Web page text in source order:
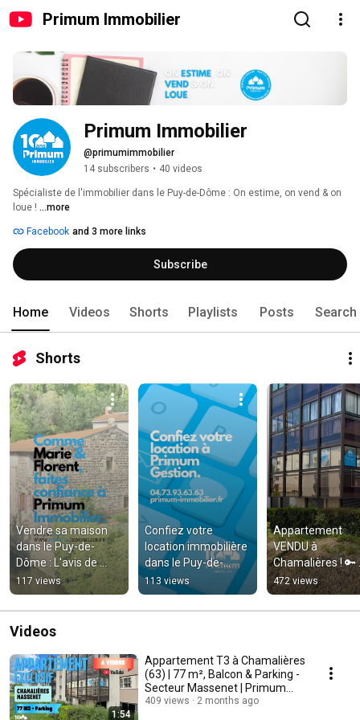
Primum Immobilier
@primumimmobilier
14 subscribers • 40 videos
Spécialiste de l'immobilier dans le Puy-de-Dôme : On estime, on vend & on
loue ! ...more
Facebook and 3 more links
Subscribe
Home Videos Shorts Playlists Posts Search
Shorts
Vendre sa maison
dans le Puy-de-
Dôme : L'avis de
Marie & Florent sur
Primum Immobilier !
🏠✨
117 views
Confiez votre
location immobilière
dans le Puy-de-
Dôme à Primum
Gestion ! 🏘️
113 views
Appartement
VENDU à
Chamalières ! 🔑
(Proche piscine)
#Shorts
472 views
Videos
1:54
Appartement T3 à Chamalières
(63) | 77 m², Balcon & Parking -
Secteur Massenet | Primum
Immobilier
409 views 2 months ago